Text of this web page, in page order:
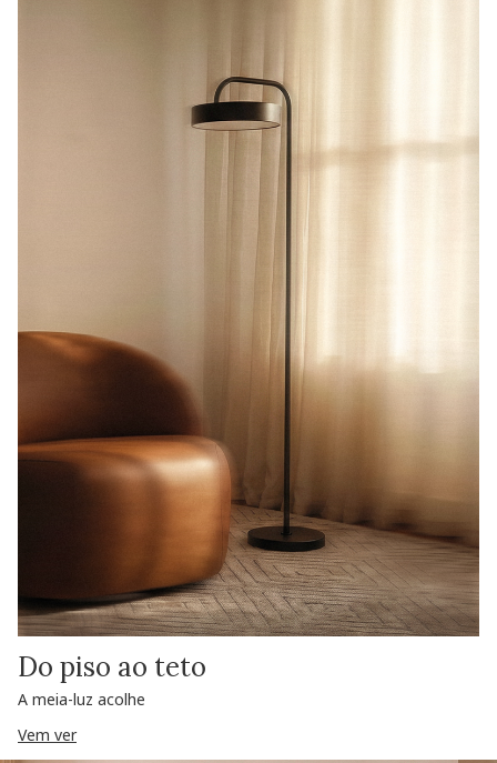
Do piso ao teto
A meia-luz acolhe
Vem ver